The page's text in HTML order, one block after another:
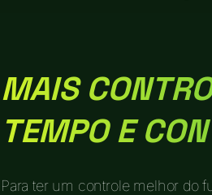
MAIS
TEMPO E
Para ter um controle melhor do